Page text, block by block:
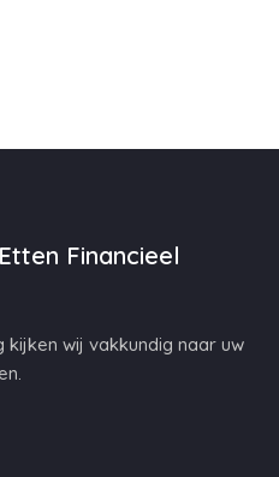
Financieel
wij vakkundig naar uw